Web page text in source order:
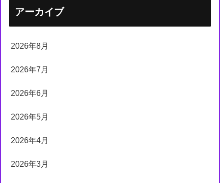
アーカイブ
2026年8月
2026年7月
2026年6月
2026年5月
2026年4月
2026年3月